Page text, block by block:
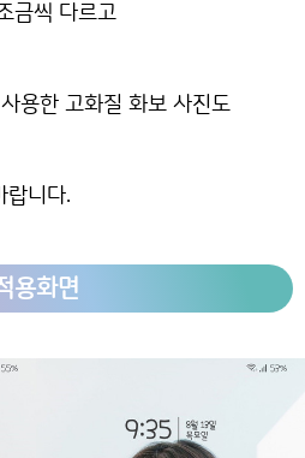
금씩 다르고
용한 고화질 화보 사진도
랍니다.
용화면